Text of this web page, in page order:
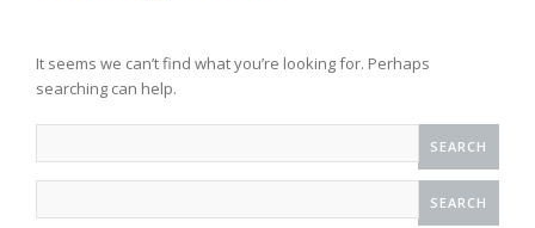
It seems we can’t find what you’re looking for. Perhaps
searching can help.
for:
for: